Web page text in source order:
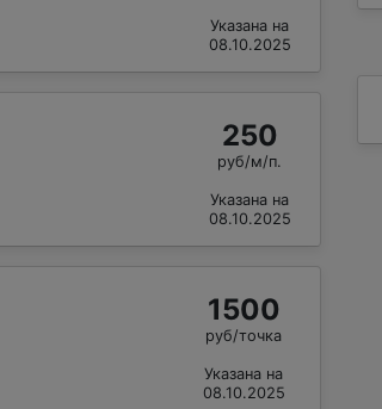
Указана на
08.10.2025
250
руб/м/п.
Указана на
08.10.2025
1500
руб/точка
Указана на
08.10.2025